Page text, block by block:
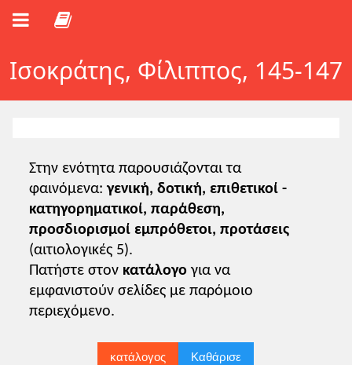
Ισοκράτης, Φίλιππος, 145-147
Στην ενότητα παρουσιάζονται τα
φαινόμενα:γενική, δοτική, επιθετικοί -
κατηγορηματικοί, παράθεση,
προσδιορισμοί εμπρόθετοι, προτάσεις
(αιτιολογικές 5).
Πατήστε στον κατάλογο για να
εμφανιστούν σελίδες με παρόμοιο
περιεχόμενο.
κατάλογος Καθάρισε